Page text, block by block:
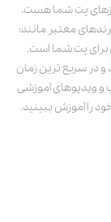
پت شما هست.
معتبر مانند:
برای پت شما است.
و در سریع ترین زمان
ویدیوهای آموزشی
را آموزش ببینید.